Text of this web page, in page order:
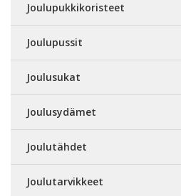
Joulupukkikoristeet
Joulupussit
Joulusukat
Joulusydämet
Joulutähdet
Joulutarvikkeet